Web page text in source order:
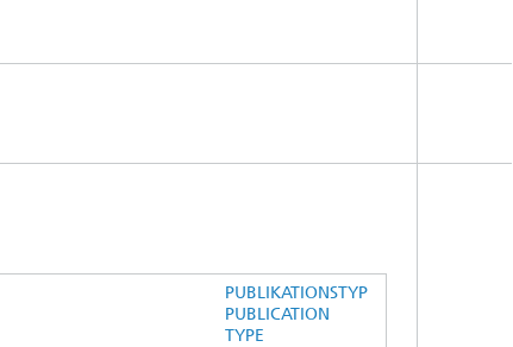
PUBLIKATIONSTYP
PUBLICATION
TYPE